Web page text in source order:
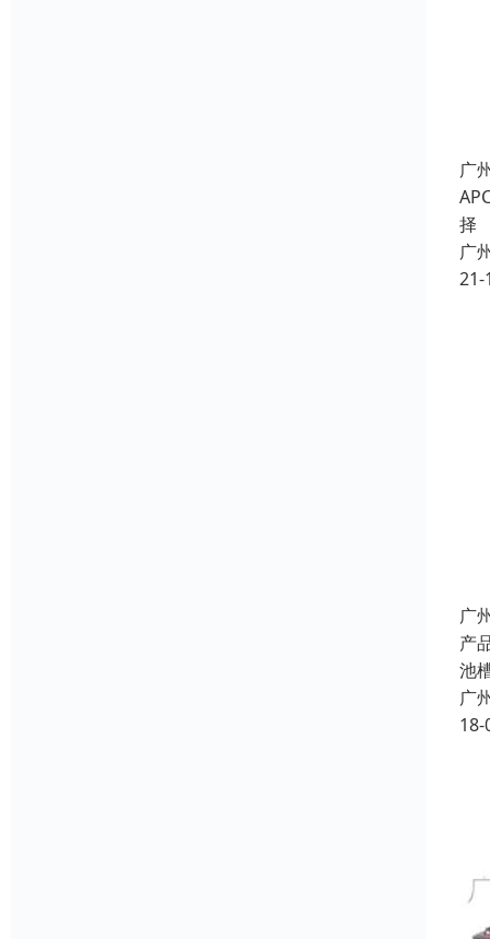
广
择
广
21-
广
产
池
广
18-